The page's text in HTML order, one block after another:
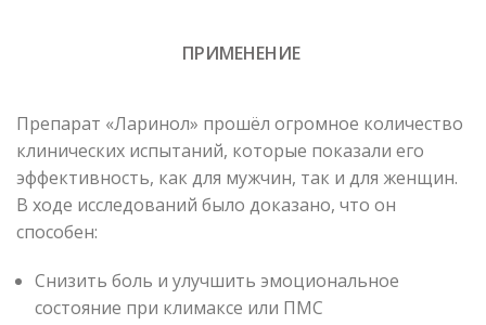
ПРИМЕНЕНИЕ
Препарат «Ларинол» прошёл огромное количество
клинических испытаний, которые показали его
эффективность, как для мужчин, так и для женщин.
В ходе исследований было доказано, что он
способен:
Снизить боль и улучшить эмоциональное
состояние при климаксе или ПМС